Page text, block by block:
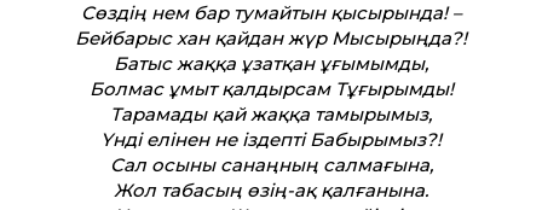
Сөздің нем бар тумайтын қысырында! –
Бейбарыс хан қайдан жүр Мысырыңда?!
Батыс жаққа ұзатқан ұғымымды,
Болмас ұмыт қалдырсам Тұғырымды!
Тарамады қай жаққа тамырымыз,
Үнді елінен не іздепті Бабырымыз?!
Сал осыны санаңның салмағына,
Жол табасың өзің-ақ қалғанына.